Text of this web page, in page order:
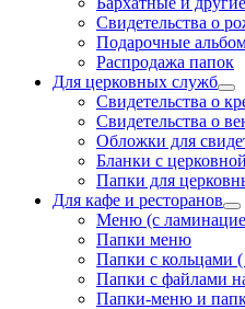
Свидетельства о
Подарочные
Распродажа папок
Для церковных служб
Свидетельства о
Свидетельства о
Обложки для
Бланки с
Папки для
Для кафе и ресторанов
Меню (с
Папки меню
Папки с кольцами
Папки с файлами
Папки-меню и